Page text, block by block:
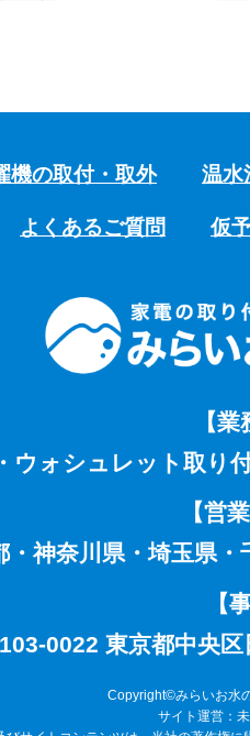
機の取付・取外 温水
よくあるご質問 仮
【業
ウォシュレット取り
【営
・神奈川県・埼玉県
【
0022 東京都中央
Copyright©みらいお水
サイト運営：